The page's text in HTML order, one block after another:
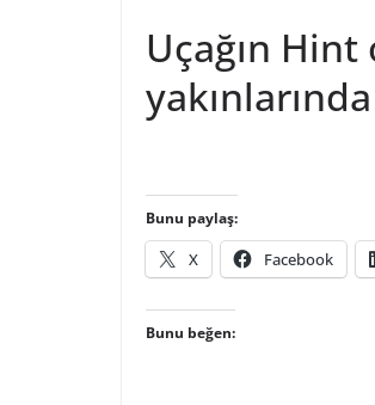
Uçağın Hint
Bunu paylaş:
X Facebook
Bunu beğen: